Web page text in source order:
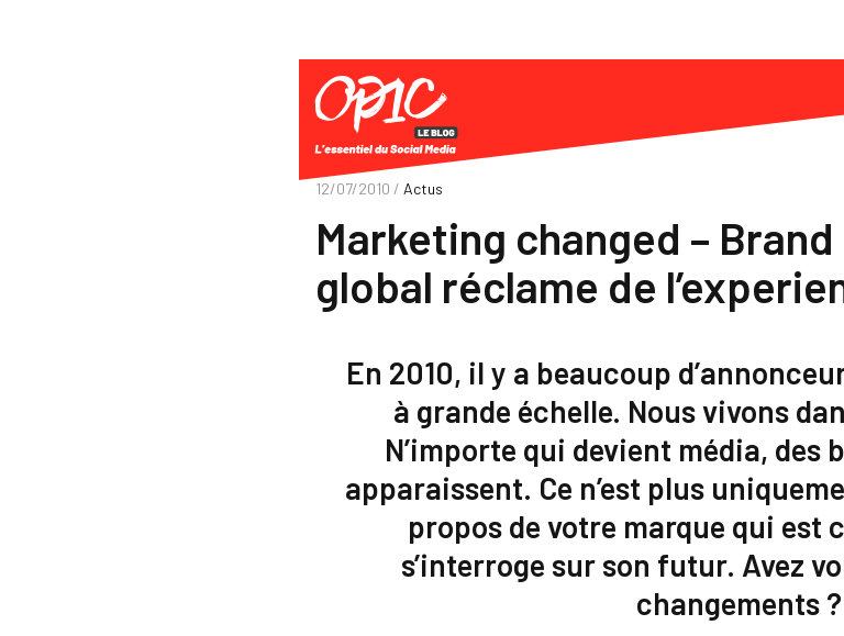
12/07/2010 / Actus
Marketing changed –
global réclame de
En 2010, il y a beaucoup
à grande échelle. Nous vivons
N’importe qui devient média, des
apparaissent. Ce n’est plus
propos de votre marque qui est
s’interroge sur son futur. Avez
changements ?